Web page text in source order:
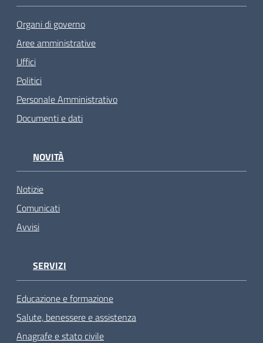
Organi di governo
Aree amministrative
Uffici
Politici
Personale Amministrativo
Documenti e dati
NOVITÀ
Notizie
Comunicati
Avvisi
SERVIZI
Educazione e formazione
Salute, benessere e assistenza
Anagrafe e stato civile